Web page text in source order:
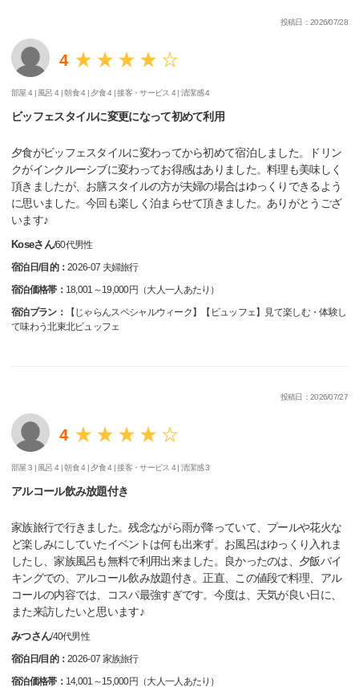
投稿日：2026/07/28
4
部屋 4 | 風呂 4 |朝食 4 | 夕食 4 |接客・サービス 4 |清潔感 4
ビッフェスタイルに変更になって初めて利用
夕食がビッフェスタイルに変わってから初めて宿泊しました。ドリン
クがインクルーシブに変わってお得感はありました。料理も美味しく
頂きましたが、お膳スタイルの方が夫婦の場合はゆっくりできるよう
に思いました。今回も楽しく泊まらせて頂きました。ありがとうござ
います♪
Koseさん/60代男性
宿泊日/目的：2026-07 夫婦旅行
宿泊価格帯： 18,001～19,000円（大人一人あたり）
宿泊プラン：
【じゃらんスペシャルウィーク】【ビュッフェ】見て楽しむ・体験し
て味わう北東北ビュッフェ
投稿日：2026/07/27
4
部屋 3 | 風呂 4 |朝食 4 | 夕食 4 |接客・サービス 4 |清潔感 3
アルコール飲み放題付き
家族旅行で行きました。残念ながら雨が降っていて、プールや花火な
ど楽しみにしていたイベントは何も出来ず。お風呂はゆっくり入れま
したし、家族風呂も無料で利用出来ました。良かったのは、夕飯バイ
キングでの、アルコール飲み放題付き。正直、この値段で料理、アル
コールの内容では、コスパ最強すぎです。今度は、天気が良い日に、
また来訪したいと思います♪
みつさん/40代男性
宿泊日/目的：2026-07 家族旅行
宿泊価格帯： 14,001～15,000円（大人一人あたり）